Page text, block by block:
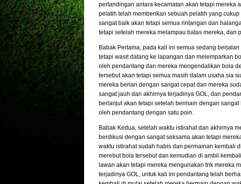
pertandingan antara kecamatan akan tetapi mereka
pelatih telah memberikan sebuah pelatih yang
sangat baik akan tetapi semua rintangan dan
tetapi setelah mereka melampau batas mereka,
Babak Pertama, pada kali ini semua sedang
tetapi wasit datang ke lapangan dan melemparkan
oleh pendantang dan mereka mengendalikan bola
tersebut akan tetapi semua masih dalam usaha sia
mereka berlari dengan sangat cepat dan mereka
sangat jauh dan akhirnya terjadinya GOL, dan
berlanjut akan tetapi setelah bermain dengan
oleh pendantang dengan satu poin.
Babak Kedua, setelah waktu istirahat dan akhirnya
berdikusi dengan sangat seksama akan tetapi
waktu istirahat sudah habis dan permainan kembali
merebut bola tersebut dan kemudian di ambil
lawan akan tetapi mereka mengunakan trik mereka
terjadinya GOL, untuk kali ini pendantang telah